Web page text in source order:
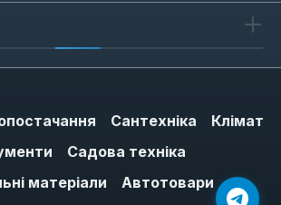
до 105 °C, що відповідає
60730.
Сантехніка
Клімат
Садова техніка
матеріали
Автотовари